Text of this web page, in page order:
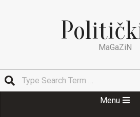
MaGaZiN
Menu